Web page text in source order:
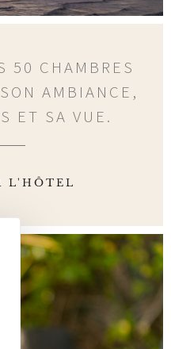
Masquer le
50 CHAMBRES
AMBIANCE,
ET SA VUE.
L'HÔTEL